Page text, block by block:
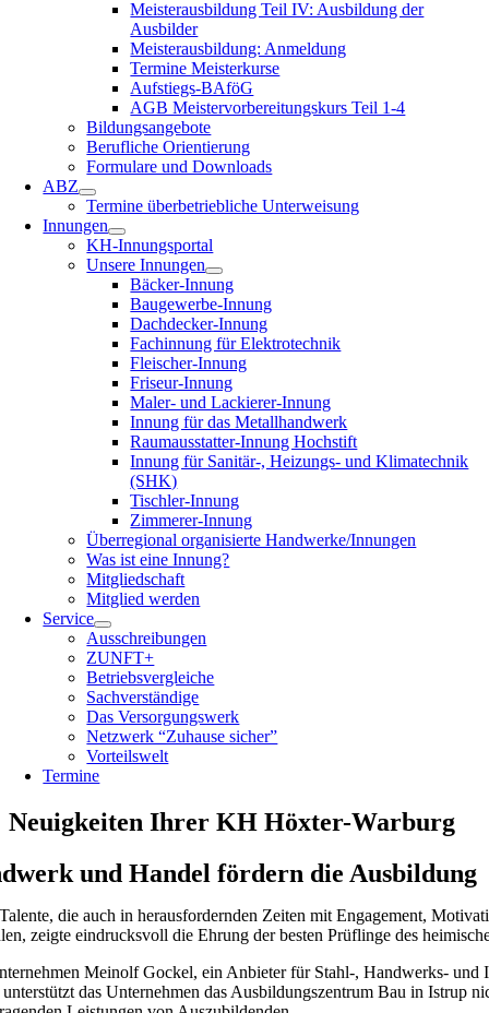
Meisterausbildung Teil IV: Ausbildung der
Ausbilder
Meisterausbildung: Anmeldung
Termine Meisterkurse
Aufstiegs-BAföG
AGB Meistervorbereitungskurs Teil 1-4
Bildungsangebote
Berufliche Orientierung
Formulare und Downloads
ABZ
Termine überbetriebliche Unterweisung
Innungen
KH-Innungsportal
Unsere Innungen
Bäcker-Innung
Baugewerbe-Innung
Dachdecker-Innung
Fachinnung für Elektrotechnik
Fleischer-Innung
Friseur-Innung
Maler- und Lackierer-Innung
Innung für das Metallhandwerk
Raumausstatter-Innung Hochstift
Innung für Sanitär-, Heizungs- und Klimatechnik
(SHK)
Tischler-Innung
Zimmerer-Innung
Überregional organisierte Handwerke/Innungen
Was ist eine Innung?
Mitgliedschaft
Mitglied werden
Service
Ausschreibungen
ZUNFT+
Betriebsvergleiche
Sachverständige
Das Versorgungswerk
Netzwerk “Zuhause sicher”
Vorteilswelt
Termine
Neuigkeiten Ihrer KH Höxter-Warburg
und Handel fördern die Ausbildung
die auch in herausfordernden Zeiten mit Engagement,
zeigte eindrucksvoll die Ehrung der besten Prüflinge des
Meinolf Gockel, ein Anbieter für Stahl-, Handwerks-
unterstützt das Unternehmen das Ausbildungszentrum Bau in Istrup